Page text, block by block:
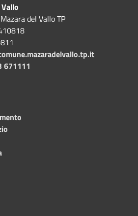
del Vallo TP
671111